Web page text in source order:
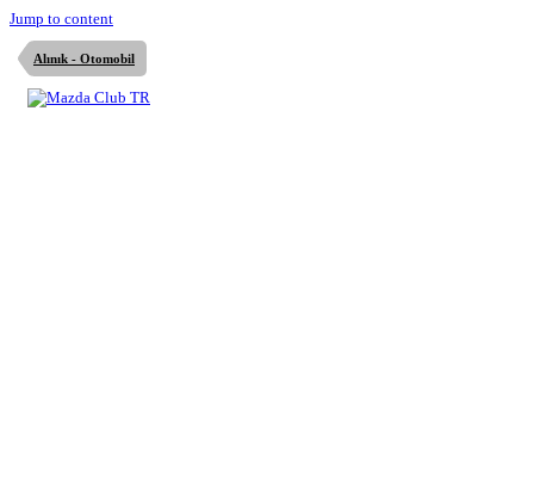
Jump to content
Alınık - Otomobil